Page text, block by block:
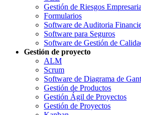
Gestión de Riesgos
Formularios
Software de Auditoria
Software para Seguros
Software de Gestión de
Gestión de proyecto
ALM
Scrum
Software de Diagrama de
Gestión de Productos
Gestión Ágil de Proyectos
Gestión de Proyectos